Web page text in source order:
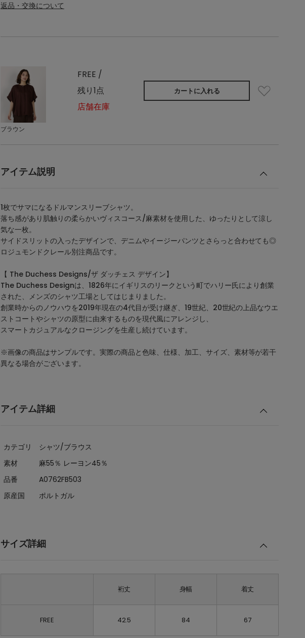
返品・交換について
ブラウン
FREE /
残り1点
店舗在庫
カートに入れる
アイテム説明
1枚でサマになるドルマンスリーブシャツ。
落ち感があり肌触りの柔らかいヴィスコース/麻素材を使用した、ゆったりとして涼し
気な一枚。
サイドスリットの入ったデザインで、デニムやイージーパンツとさらっと合わせても◎
ロジュモンドクレール別注商品です。
【 The Duchess Designs/ザ ダッチェス デザイン】
The Duchess Designは、1826年にイギリスのリークという町でハリー氏により創業
された、メンズのシャツ工場としてはじまりました。
創業時からのノウハウを2019年現在の4代目が受け継ぎ、19世紀、20世紀の上品なウエ
ストコートやシャツの原型に由来するものを現代風にアレンジし、
スマートカジュアルなクロージングを生産し続けています。
※画像の商品はサンプルです。実際の商品と色味、仕様、加工、サイズ、素材等が若干
異なる場合がございます。
アイテム詳細
カテゴリ
シャツ/ブラウス
素材
麻55％ レーヨン45％
品番
A0762FB503
原産国
ポルトガル
サイズ詳細
裄丈 身幅 着丈
FREE 42.5 84 67